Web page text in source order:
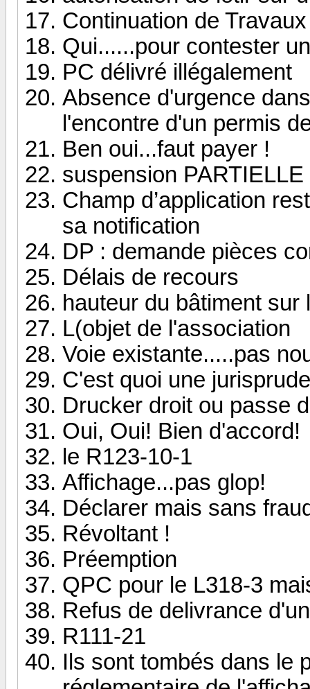
Continuation de
Qui......pour contester
PC délivré illégalement
Absence d'urgence
l'encontre d'un permis
Ben oui...faut payer !
suspension
Champ d’application
sa notification
DP : demande pièces
Délais de recours
hauteur du bâtiment sur
L(objet de l'association
Voie existante.....pas
C'est quoi une
Drucker droit ou passe
Oui, Oui! Bien d'accord!
le R123-10-1
Affichage...pas glop!
Déclarer mais sans
Révoltant !
Préemption
QPC pour le L318-3
Refus de delivrance
R111-21
Ils sont tombés dans le